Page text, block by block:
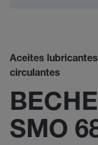
Aceites
circulantes
SMO